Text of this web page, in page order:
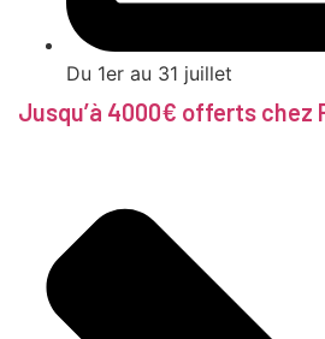
Du 1er au 31 juillet
Jusqu’à 4000€ offerts chez